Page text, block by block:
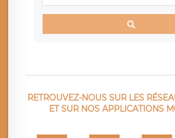
RETROUVEZ-NOUS SUR LES
ET SUR NOS APPLICATIONS